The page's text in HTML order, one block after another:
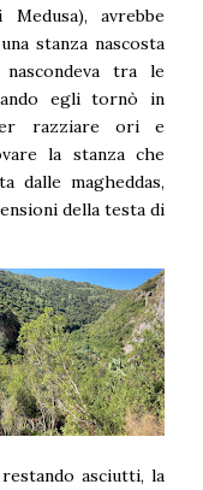
avrebbe
stanza nascosta
tra le
egli tornò in
razziare ori e
la stanza che
dalle magheddas,
della testa di
asciutti, la